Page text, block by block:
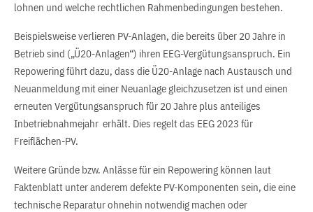
lohnen und welche rechtlichen Rahmenbedingungen bestehen.
Beispielsweise verlieren PV-Anlagen, die bereits über 20 Jahre in
Betrieb sind („Ü20-Anlagen“) ihren EEG-Vergütungsanspruch. Ein
Repowering führt dazu, dass die Ü20-Anlage nach Austausch und
Neuanmeldung mit einer Neuanlage gleichzusetzen ist und einen
erneuten Vergütungsanspruch für 20 Jahre plus anteiliges
Inbetriebnahmejahr erhält. Dies regelt das EEG 2023 für
Freiflächen-PV.
Weitere Gründe bzw. Anlässe für ein Repowering können laut
Faktenblatt unter anderem defekte PV-Komponenten sein, die eine
technische Reparatur ohnehin notwendig machen oder